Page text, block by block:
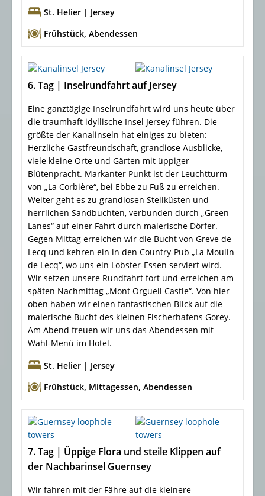
St. Helier | Jersey
Frühstück Abendessen
6. Tag | Inselrundfahrt auf Jersey
Eine ganztägige Inselrundfahrt wird uns heute über
die traumhaft idyllische Insel Jersey führen. Die
größte der Kanalinseln hat einiges zu bieten:
Herzliche Gastfreundschaft, grandiose Ausblicke,
viele kleine Orte und Gärten mit üppiger
Blütenpracht. Markanter Punkt ist der Leuchtturm
von „La Corbière“, bei Ebbe zu Fuß zu erreichen.
Weiter geht es zu grandiosen Steilküsten und
herrlichen Sandbuchten, verbunden durch „Green
Lanes“ auf einer Fahrt durch malerische Dörfer.
Gegen Mittag erreichen wir die Bucht von Greve de
Lecq und kehren ein in den Country-Pub „La Moulin
de Lecq“, wo uns ein Lobster-Essen serviert wird.
Wir setzen unsere Rundfahrt fort und erreichen am
späten Nachmittag „Mont Orguell Castle“. Von hier
oben haben wir einen fantastischen Blick auf die
malerische Bucht des kleinen Fischerhafens Gorey.
Am Abend freuen wir uns das Abendessen mit
Wahl-Menü im Hotel.
St. Helier | Jersey
Frühstück Mittagessen Abendessen
7. Tag | Üppige Flora und steile Klippen auf
der Nachbarinsel Guernsey
Wir fahren mit der Fähre auf die kleinere